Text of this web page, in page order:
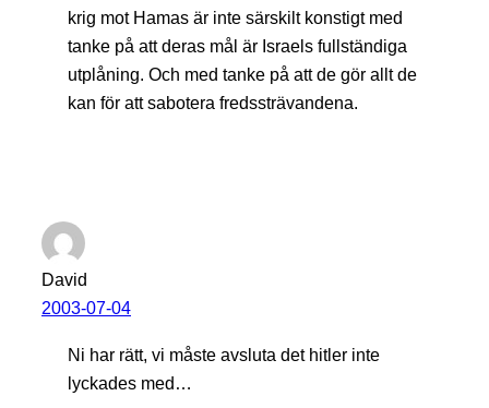
krig mot Hamas är inte särskilt konstigt med
tanke på att deras mål är Israels fullständiga
utplåning. Och med tanke på att de gör allt de
kan för att sabotera fredssträvandena.
David
2003-07-04
Ni har rätt, vi måste avsluta det hitler inte
lyckades med…